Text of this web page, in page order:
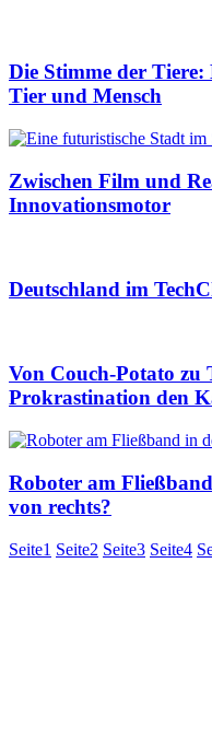
Die Stimme der Tiere:
Tier und Mensch
Zwischen Film und
Innovationsmotor
Deutschland im
Von Couch-Potato zu
Prokrastination den
Roboter am
von rechts?
Seite1 Seite2 Seite3 Seite4